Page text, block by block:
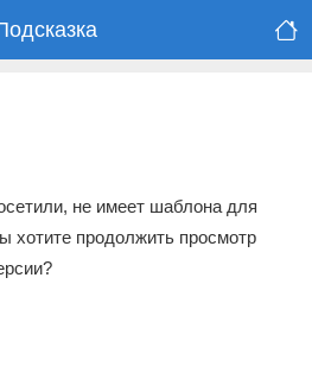
не имеет шаблона для
хотите продолжить просмотр